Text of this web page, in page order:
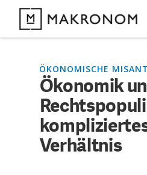
Unser kostenloser
ÖKONOMISCHE
Ökonomik
Verhältnis
KOMMENTARE ZU
Ökonomik